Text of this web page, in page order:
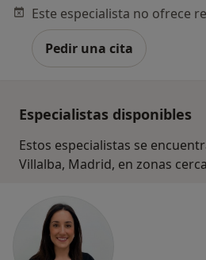
Pedir una cita
Especialistas disponibles
Estos especialistas se
Villalba, Madrid, en zonas